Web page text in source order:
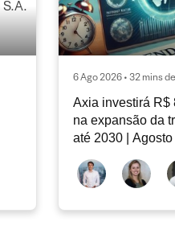
6 Ago 2026 • 32 mins
Axia investirá R$
na expansão da
até 2030 |